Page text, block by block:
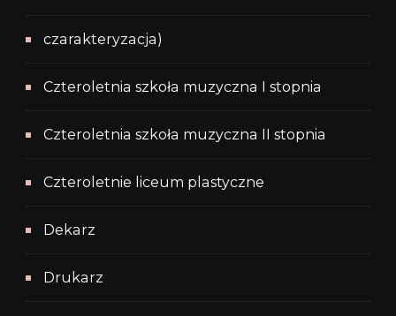
czarakteryzacja)
Czteroletnia szkoła muzyczna I stopnia
Czteroletnia szkoła muzyczna II stopnia
Czteroletnie liceum plastyczne
Dekarz
Drukarz